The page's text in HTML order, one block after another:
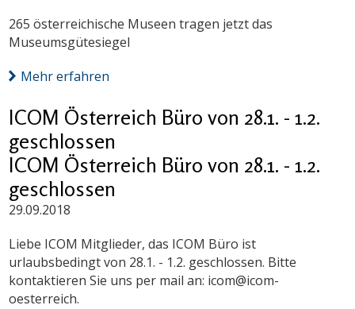
265 österreichische Museen tragen jetzt das
Museumsgütesiegel
Mehr erfahren
ICOM Österreich Büro von 28.1. - 1.2.
geschlossen
ICOM Österreich Büro von 28.1. - 1.2.
geschlossen
29.09.2018
Liebe ICOM Mitglieder, das ICOM Büro ist
urlaubsbedingt von 28.1. - 1.2. geschlossen. Bitte
kontaktieren Sie uns per mail an: icom@icom-
oesterreich.